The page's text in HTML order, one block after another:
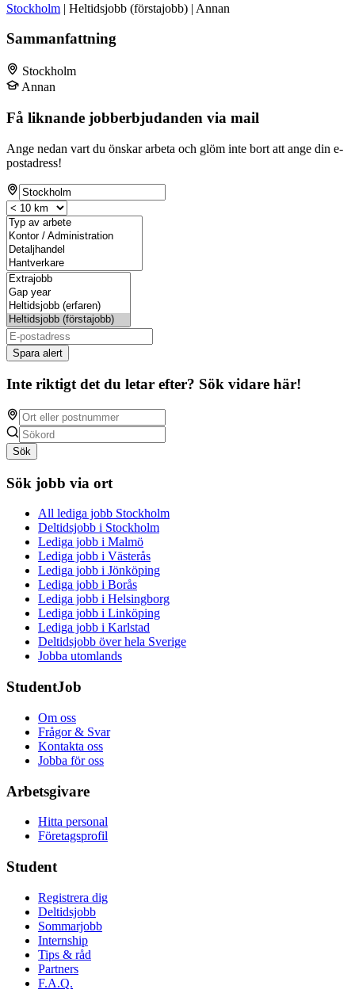
Stockholm | Heltidsjobb (förstajobb) | Annan
Sammanfattning
Stockholm
Annan
Få liknande jobberbjudanden via mail
Ange nedan vart du önskar arbeta och glöm inte bort att ange din e-
postadress!
Spara alert
Inte riktigt det du letar efter? Sök vidare här!
Sök
Sök jobb via ort
All lediga jobb Stockholm
Deltidsjobb i Stockholm
Lediga jobb i Malmö
Lediga jobb i Västerås
Lediga jobb i Jönköping
Lediga jobb i Borås
Lediga jobb i Helsingborg
Lediga jobb i Linköping
Lediga jobb i Karlstad
Deltidsjobb över hela Sverige
Jobba utomlands
StudentJob
Om oss
Frågor & Svar
Kontakta oss
Jobba för oss
Arbetsgivare
Hitta personal
Företagsprofil
Student
Registrera dig
Deltidsjobb
Sommarjobb
Internship
Tips & råd
Partners
F.A.Q.